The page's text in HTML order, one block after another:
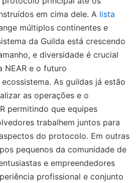
em cima dele. A lista
múltiplos continentes e
da Guilda está crescendo
e diversidade é crucial
NEAR e o futuro
As guildas já estão
as operações e o
permitindo que equipes
trabalhem juntos para
do protocolo. Em outras
pequenos da comunidade de
e empreendedores
profissional e conjunto